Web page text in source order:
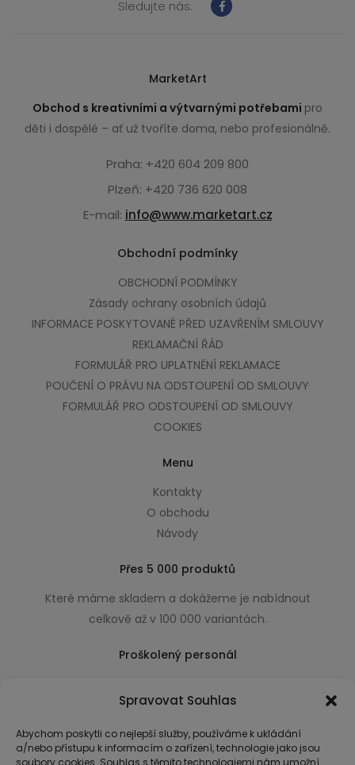
Spravovat Souhlas
Abychom poskytli co nejlepší služby, používáme k ukládání
a/nebo přístupu k informacím o zařízení, technologie jako jsou
soubory cookies. Souhlas s těmito technologiemi nám umožní
Sledujte nás:
MarketArt
Obchod s kreativními a výtvarnými potřebami pro
děti i dospělé – ať už tvoříte doma, nebo profesionálně.
Praha: +420 604 209 800
Plzeň: +420 736 620 008
E-mail: info@www.marketart.cz
Obchodní podmínky
OBCHODNÍ PODMÍNKY
Zásady ochrany osobních údajů
INFORMACE POSKYTOVANÉ PŘED UZAVŘENÍM SMLOUVY
REKLAMAČNÍ ŘÁD
FORMULÁŘ PRO UPLATNĚNÍ REKLAMACE
POUČENÍ O PRÁVU NA ODSTOUPENÍ OD SMLOUVY
FORMULÁŘ PRO ODSTOUPENÍ OD SMLOUVY
COOKIES
Menu
Kontakty
O obchodu
Návody
Přes 5 000 produktů
Které máme skladem a dokážeme je nabídnout
celkově až v 100 000 variantách.
Proškolený personál
usnadňující nákup.